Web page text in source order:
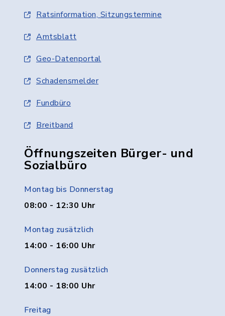
Ratsinformation, Sitzungstermine
Amtsblatt
Geo-Datenportal
Schadensmelder
Fundbüro
Breitband
Öffnungszeiten Bürger- und
Sozialbüro
Montag bis Donnerstag
08:00 - 12:30 Uhr
Montag zusätzlich
14:00 - 16:00 Uhr
Donnerstag zusätzlich
14:00 - 18:00 Uhr
Freitag